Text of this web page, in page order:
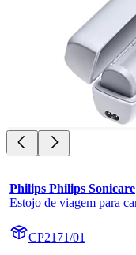
Philips Philips Sonicare
Estojo de viagem para
CP2171/01